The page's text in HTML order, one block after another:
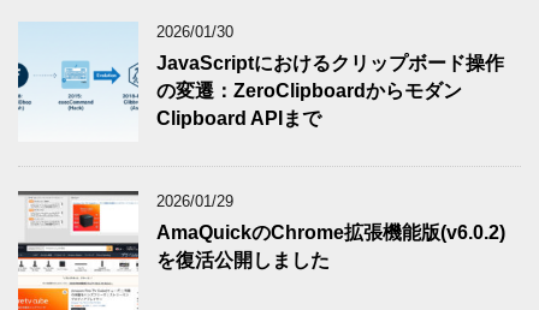
2026/01/30
JavaScriptにおけるクリップボード操作
の変遷：ZeroClipboardからモダン
Clipboard APIまで
2026/01/29
AmaQuickのChrome拡張機能版(v6.0.2)
を復活公開しました